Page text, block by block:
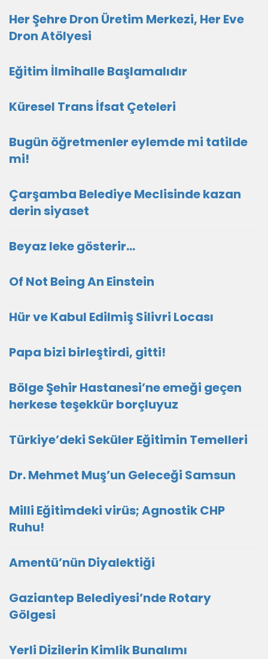
Her Şehre Dron Üretim Merkezi, Her Eve
Dron Atölyesi
Eğitim İlmihalle Başlamalıdır
Küresel Trans İfsat Çeteleri
Bugün öğretmenler eylemde mi tatilde
mi!
Çarşamba Belediye Meclisinde kazan
derin siyaset
Beyaz leke gösterir…
Of Not Being An Einstein
Hür ve Kabul Edilmiş Silivri Locası
Papa bizi birleştirdi, gitti!
Bölge Şehir Hastanesi’ne emeği geçen
herkese teşekkür borçluyuz
Türkiye’deki Seküler Eğitimin Temelleri
Dr. Mehmet Muş’un Geleceği Samsun
Milli Eğitimdeki virüs; Agnostik CHP
Ruhu!
Amentü’nün Diyalektiği
Gaziantep Belediyesi’nde Rotary
Gölgesi
Yerli Dizilerin Kimlik Bunalımı